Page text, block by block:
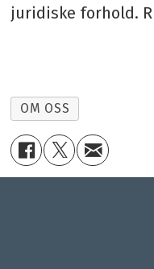
juridiske forhold.
OM OSS